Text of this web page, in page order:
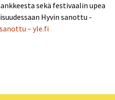
sekä festivaalin upea
Hyvin sanottu -
– yle.fi